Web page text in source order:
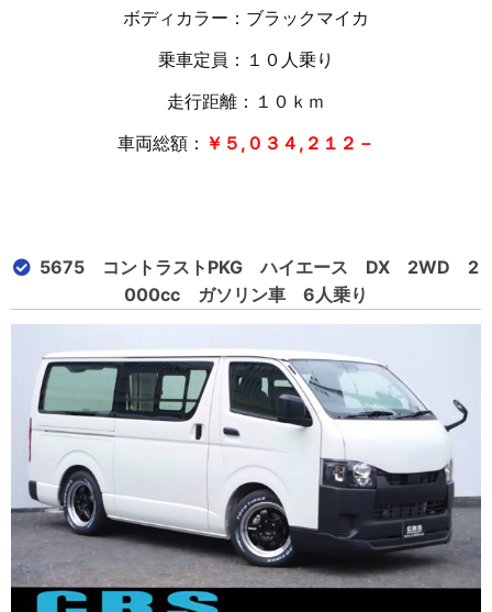
ボディカラー：ブラックマイカ
乗車定員：１０人乗り
走行距離：１０ ｋｍ
車両総額： ￥５,０３４,２１２－
5675 コントラストPKG ハイエース DX 2WD 2
000cc ガソリン車 6人乗り